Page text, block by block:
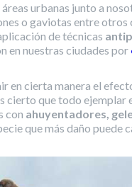
urbanas junto a
o gaviotas entre otros
de técnicas
en nuestras ciudades por
en cierta manera el
cierto que todo ejemplar
con ahuyentadores,
que más daño puede